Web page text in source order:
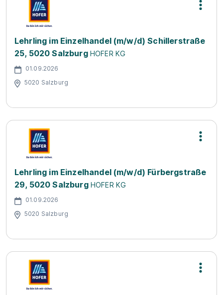
Lehrling im Einzelhandel (m/w/d) Schillerstraße
25, 5020 Salzburg HOFER KG
01.09.2026
5020 Salzburg
Lehrling im Einzelhandel (m/w/d) Fürbergstraße
29, 5020 Salzburg HOFER KG
01.09.2026
5020 Salzburg